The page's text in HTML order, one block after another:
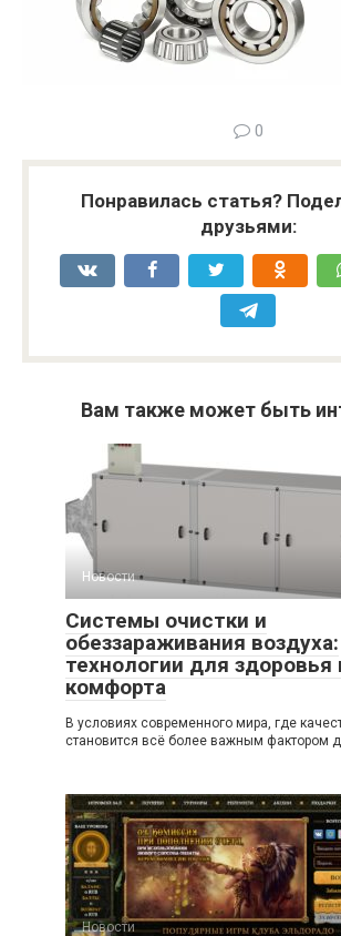
0
Понравилась статья?
друзьями:
Вам также может быть
Новости
Системы очистки и
обеззараживания воздуха:
технологии для здоровья
комфорта
В условиях современного мира, где
становится всё более важным фактором
Новости